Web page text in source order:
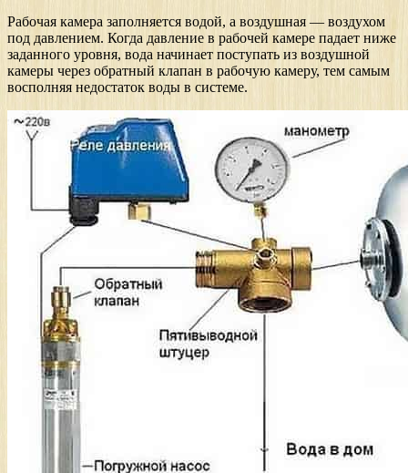
Рабочая камера заполняется водой, а воздушная — воздухом
под давлением. Когда давление в рабочей камере падает ниже
заданного уровня, вода начинает поступать из воздушной
камеры через обратный клапан в рабочую камеру, тем самым
восполняя недостаток воды в системе.